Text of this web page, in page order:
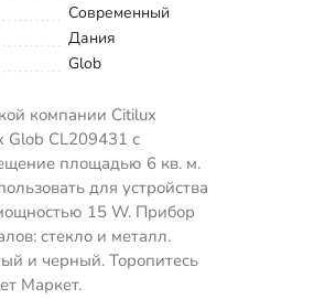
Современный
Дания
Glob
компании Citilux
Glob CL209431 с
площадью 6 кв. м.
для устройства
15 W. Прибор
стекло и металл.
и черный. Торопитесь
Маркет.